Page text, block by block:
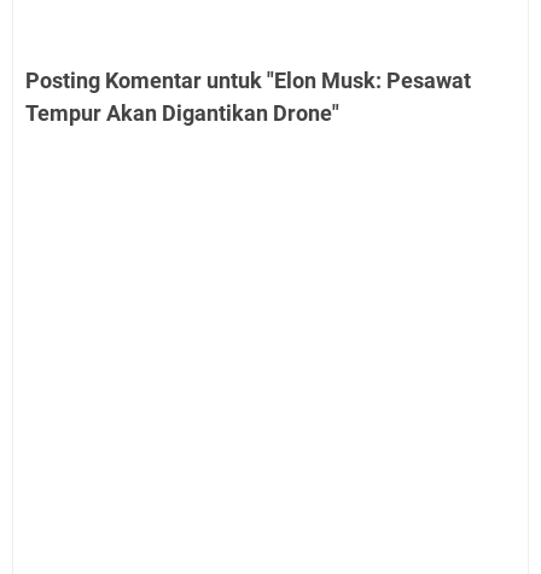
Posting Komentar untuk "Elon Musk: Pesawat
Tempur Akan Digantikan Drone"